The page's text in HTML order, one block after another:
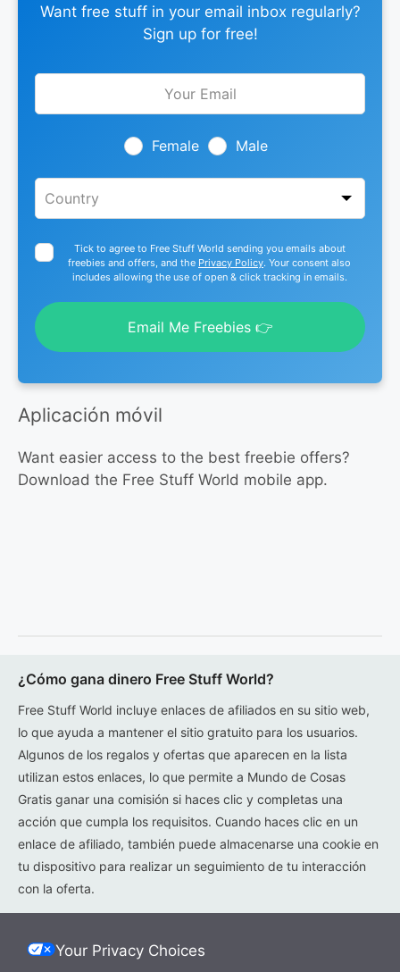
Want free stuff in your email inbox regularly?
Sign up for free!
Leave
Female Male
Tick to agree to Free Stuff World sending you emails about
freebies and offers, and the Privacy Policy. Your consent also
includes allowing the use of open & click tracking in emails.
Email Me Freebies 👉
Aplicación móvil
Want easier access to the best freebie offers?
Download the Free Stuff World mobile app.
¿Cómo gana dinero Free Stuff World?
Free Stuff World incluye enlaces de afiliados en su sitio web,
lo que ayuda a mantener el sitio gratuito para los usuarios.
Algunos de los regalos y ofertas que aparecen en la lista
utilizan estos enlaces, lo que permite a Mundo de Cosas
Gratis ganar una comisión si haces clic y completas una
acción que cumpla los requisitos. Cuando haces clic en un
enlace de afiliado, también puede almacenarse una cookie en
tu dispositivo para realizar un seguimiento de tu interacción
con la oferta.
Your Privacy Choices